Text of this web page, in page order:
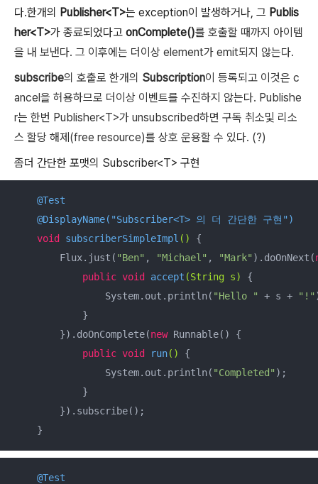
다.한개의 Publisher<T>는 exception이 발생하거나, 그 Publis
her<T>가 종료되었다고 onComplete()를 호출할 때까지 아이템
을 내 보낸다. 그 이후에는 더이상 element가 emit되지 않는다.
subscribe의 호출로 한개의 Subscription이 등록되고 이것은 c
ancel을 허용하므로 더이상 이벤트를 수진하지 않는다. Publishe
r는 한번 Publisher<T>가 unsubscribed하면 구독 취소및 리소
스 할당 해제(free resource)를 상호 운용할 수 있다. (?)
좀더 간단한 포맷의 Subscriber<T> 구현
@Test
@DisplayName("Subscriber<T> 의 더 간단한 구현")
void
subscriberSimpleImpl ()
{
        Flux.just(
"Ben" , "Michael" , "Mark" ).doOnNext(
public void accept (String s)
{
                System.out.println(
"Hello " + s + "!"
            }
        }).doOnComplete(
new Runnable() {
public void run()
{
                System.out.println(
"Completed" );
            }
        }).subscribe();
    }
@Test